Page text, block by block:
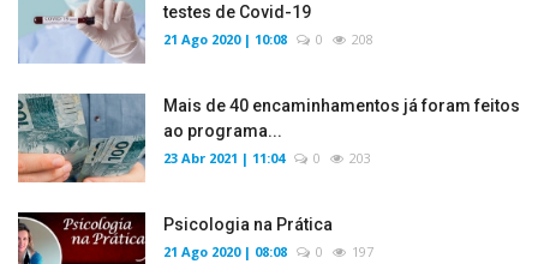
testes de Covid-19
21 Ago 2020 | 10:08 0 208
Mais de 40 encaminhamentos já foram feitos
ao programa...
23 Abr 2021 | 11:04 0 203
Psicologia na Prática
21 Ago 2020 | 08:08 0 197